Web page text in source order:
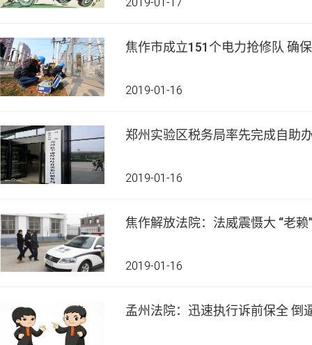
焦作市成立151个电力抢修队 确
2019-01-16
郑州实验区税务局率先完成自助
2019-01-16
焦作解放法院：法威震慑大 “老赖
2019-01-16
孟州法院：迅速执行诉前保全 倒